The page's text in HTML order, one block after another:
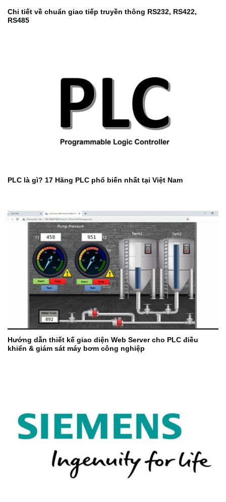
Chi tiết về chuẩn giao tiếp truyền thông RS232, RS422,
RS485
PLC là gì? 17 Hãng PLC phổ biến nhất tại Việt Nam
Hướng dẫn thiết kế giao diện Web Server cho PLC điều
khiển & giám sát máy bơm công nghiệp